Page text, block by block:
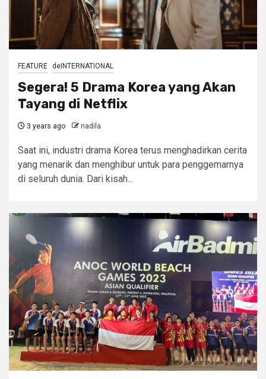
FEATURE deINTERNATIONAL
Segera! 5 Drama Korea yang Akan
Tayang di Netflix
3 years ago nadila
Saat ini, industri drama Korea terus menghadirkan cerita
yang menarik dan menghibur untuk para penggemarnya
di seluruh dunia. Dari kisah...